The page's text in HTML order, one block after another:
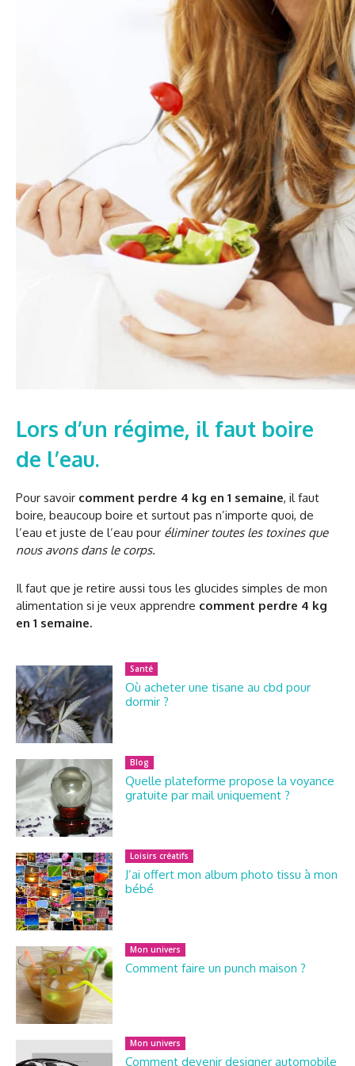
Lors d’un régime, il faut boire
de l’eau.
Pour savoir comment perdre 4 kg en 1 semaine, il faut
boire, beaucoup boire et surtout pas n’importe quoi, de
l’eau et juste de l’eau pour éliminer toutes les toxines que
nous avons dans le corps.
Il faut que je retire aussi tous les glucides simples de mon
alimentation si je veux apprendre comment perdre 4 kg
en 1 semaine.
Santé
Où acheter une tisane au cbd pour
dormir ?
Blog
Quelle plateforme propose la voyance
gratuite par mail uniquement ?
Loisirs créatifs
J’ai offert mon album photo tissu à mon
bébé
Mon univers
Comment faire un punch maison ?
Mon univers
Comment devenir designer automobile